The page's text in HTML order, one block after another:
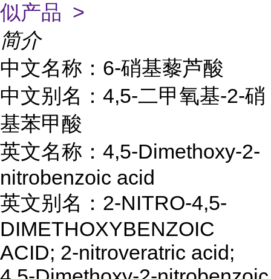
似产品 >
简介
中文名称：6-硝基藜芦酸
中文别名：4,5-二甲氧基-2-硝
基苯甲酸
英文名称：4,5-Dimethoxy-2-
nitrobenzoic acid
英文别名：2-NITRO-4,5-
DIMETHOXYBENZOIC
ACID; 2-nitroveratric acid;